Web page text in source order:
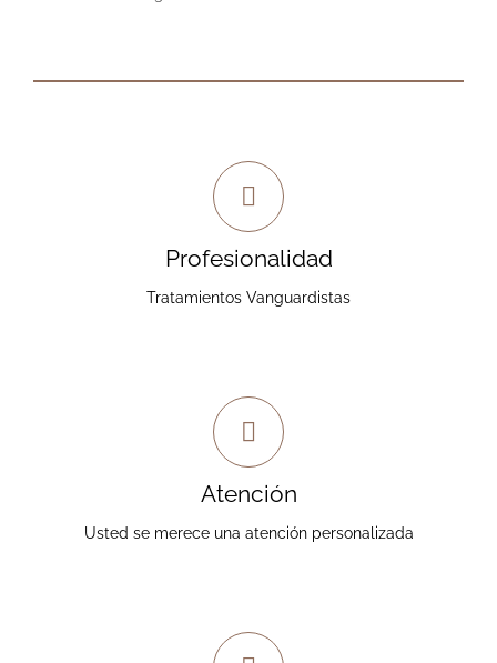
Profesionalidad
Tratamientos Vanguardistas
Trabajo de Calidad
profesionalidad y con tratamientos vanguardistas.
Atención
Usted se merece una atención personalizada
Sin intermediarios
del Dr. Mosqueira.
Precios insuperables